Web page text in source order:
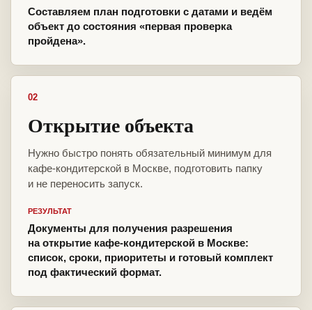
Составляем план подготовки с датами и ведём
объект до состояния «первая проверка
пройдена».
02
Открытие объекта
Нужно быстро понять обязательный минимум для
кафе-кондитерской в Москве, подготовить папку
и не переносить запуск.
РЕЗУЛЬТАТ
Документы для получения разрешения
на открытие кафе-кондитерской в Москве:
список, сроки, приоритеты и готовый комплект
под фактический формат.